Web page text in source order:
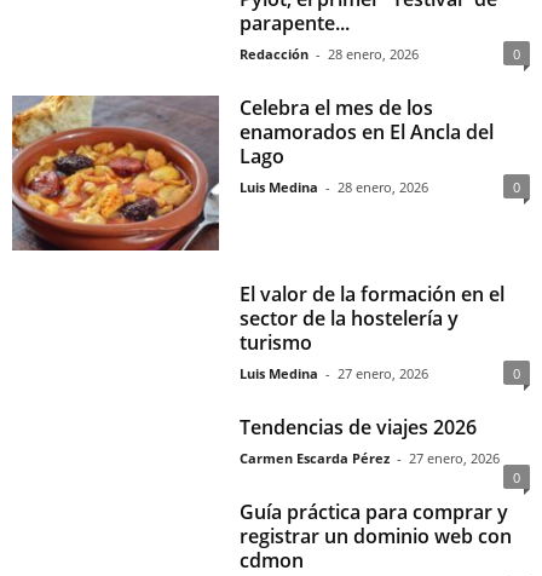
parapente...
Redacción - 28 enero, 2026 0
Celebra el mes de los
enamorados en El Ancla del
Lago
Luis Medina - 28 enero, 2026 0
El valor de la formación en el
sector de la hostelería y
turismo
Luis Medina - 27 enero, 2026 0
Tendencias de viajes 2026
Carmen Escarda Pérez - 27 enero, 2026
0
Guía práctica para comprar y
registrar un dominio web con
cdmon